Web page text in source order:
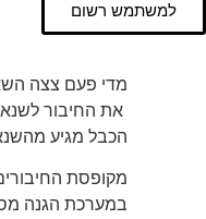
למשתמש רשום
מדי פעם צצה
את החיבור לשנאי
הכבל מגיע מהשנאי מצד המתח הנמוך, הכבל בעל 4 מוליכים
מקופסת